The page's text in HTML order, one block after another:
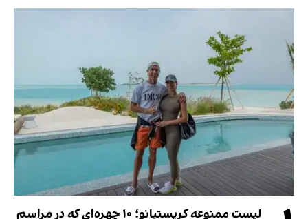
لیست ممنوعه کریستیانو؛ ۱۰ چهره‌ای که در مراسم